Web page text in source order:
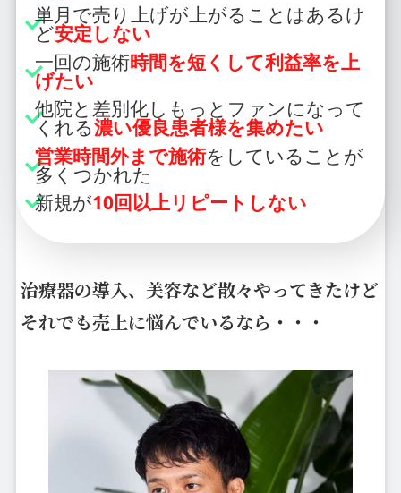
単月で売り上げが上がることはあるけ
ど安定しない
一回の施術時間を短くして利益率を上
げたい
他院と差別化しもっとファンになって
くれる濃い優良患者様を集めたい
営業時間外まで施術をしていることが
多くつかれた
新規が10回以上リピートしない
治療器の導入、美容など散々やってきたけど
それでも売上に悩んでいるなら・・・